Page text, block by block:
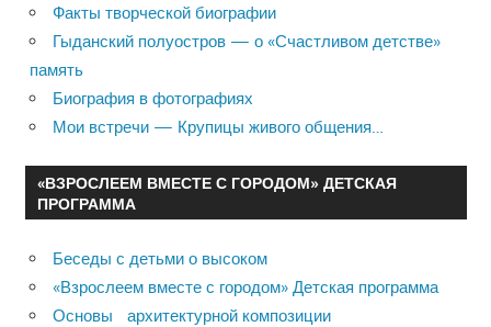
Факты творческой биографии
Гыданский полуостров — о «Счастливом детстве»
память
Биография в фотографиях
Мои встречи — Крупицы живого общения…
«ВЗРОСЛЕЕМ ВМЕСТЕ С ГОРОДОМ» ДЕТСКАЯ
ПРОГРАММА
Беседы с детьми о высоком
«Взрослеем вместе с городом» Детская программа
Основы архитектурной композиции